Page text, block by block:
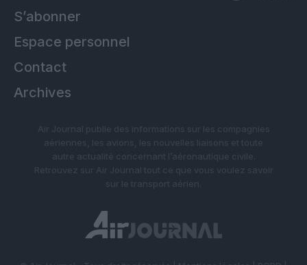
S’abonner
Espace personnel
Contact
Archives